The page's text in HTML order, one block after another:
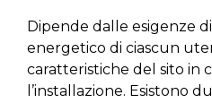
Dipende dalle esigenze
energetico di ciascun
caratteristiche del sito in
l’installazione. Esistono